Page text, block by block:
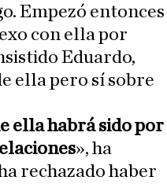
Empezó entonces
con ella por
Eduardo,
ella pero sí sobre
ella habrá sido por
», ha
rechazado haber